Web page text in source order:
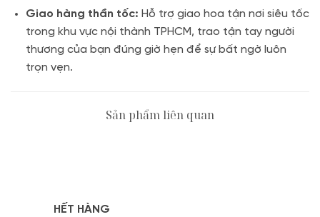
Giao hàng thần tốc: Hỗ trợ giao hoa tận nơi siêu tốc
trong khu vực nội thành TPHCM, trao tận tay người
thương của bạn đúng giờ hẹn để sự bất ngờ luôn
trọn vẹn.
Sản phẩm liên quan
HẾT HÀNG